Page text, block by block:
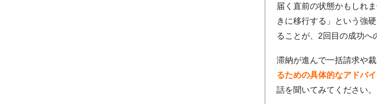
届く直前の状態かもしれ
きに移行する」という強
ることが、2回目の成功へ
滞納が進んで一括請求や
るための具体的なアドバ
話を聞いてみてください。